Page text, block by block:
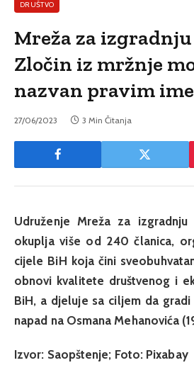
DRUŠTVO
Mreža za
Zločin iz mržnje
nazvan pravim
27/06/2023 3 Min Čitanja
Udruženje Mreža za
okuplja više od 240 članica,
cijele BiH koja čini
obnovi kvalitete društvenog i
BiH, a djeluje sa ciljem da
napad na Osmana Mehanovića
Izvor: Saopštenje; Foto: Pixabay